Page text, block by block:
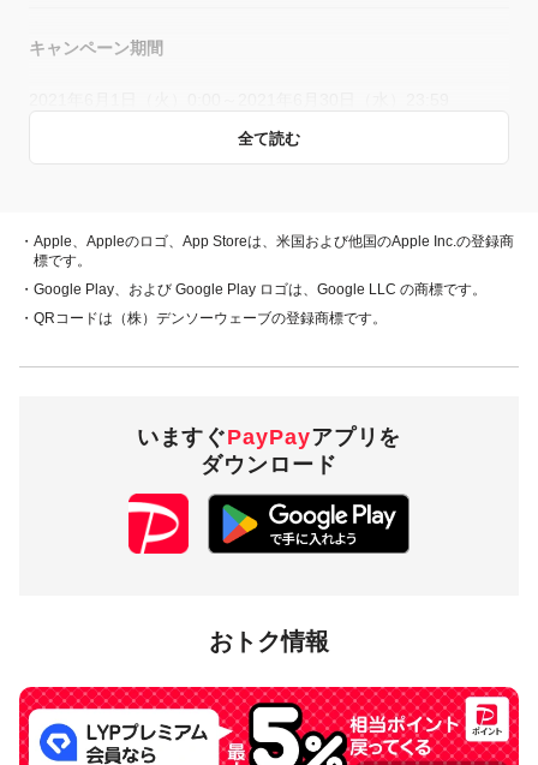
全て読む
キャンペーン期間
キャンペーン期間中、対象店舗で、PayPay残高、ヤフーカー
ド、PayPayあと払い（一括のみ）でお支払いをしていただい
た方に対し、下表のとおり後日PayPayボーナスを付与しま
す。
付与上限
10,000円相当／期間
東京都東大和市内のPayPay加盟店のうち
ご確認いただけます。
・Apple、Appleのロゴ、App Storeは、米国および他国のApple Inc.の登録商
標です。
・Google Play、および Google Play ロゴは、Google LLC の商標です。
・QRコードは（株）デンソーウェーブの登録商標です。
いますぐPayPayアプリを
ダウンロード
おトク情報